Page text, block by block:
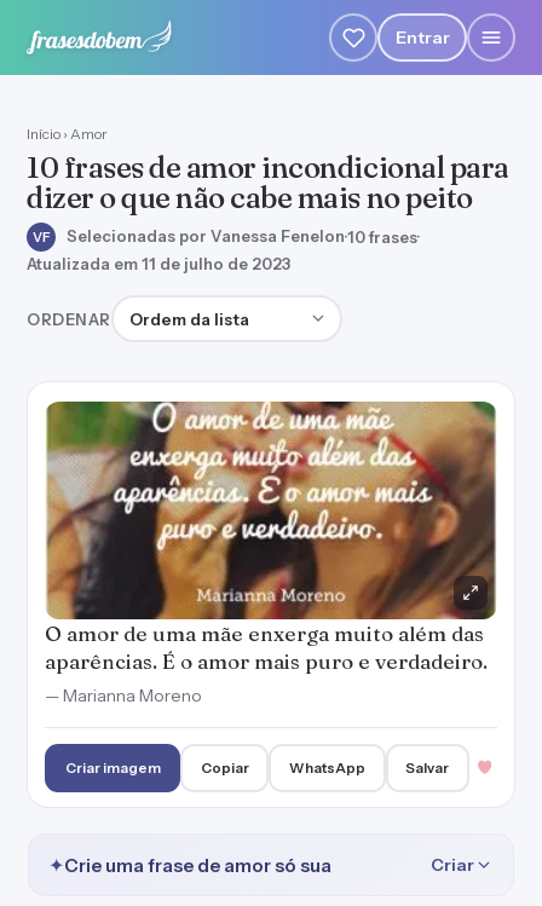
Entrar
Início › Amor
10 frases de amor incondicional para
dizer o que não cabe mais no peito
VF Selecionadas por Vanessa Fenelon·10 frases·
Atualizada em 11 de julho de 2023
ORDENAR Ordenar frases
O amor de uma mãe enxerga muito além das
aparências. É o amor mais puro e verdadeiro.
— Marianna Moreno
Criar imagem Copiar WhatsApp Salvar
✦Crie uma frase de amor só sua Criar